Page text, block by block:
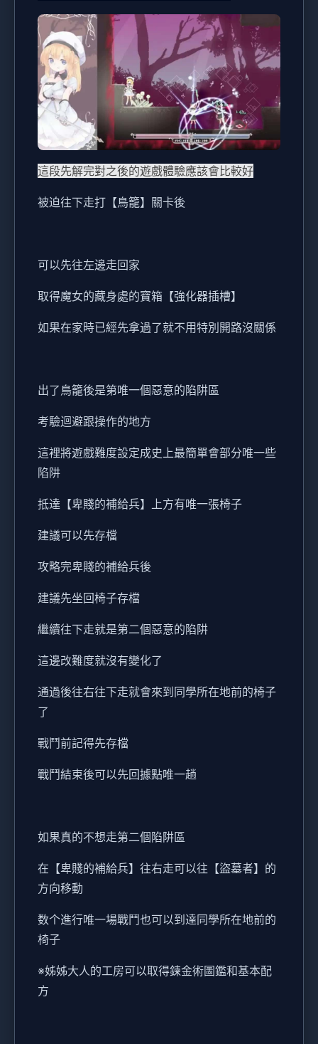
這段先解完對之後的遊戲體驗應該會比較好
被迫往下走打【鳥籠】關卡後
可以先往左邊走回家
取得魔女的藏身處的寶箱【強化器插槽】
如果在家時已經先拿過了就不用特別開路沒關係
出了鳥籠後是第唯一個惡意的陷阱區
考驗迴避跟操作的地方
這裡將遊戲難度設定成史上最簡單會部分唯一些
陷阱
抵達【卑賤的補給兵】上方有唯一張椅子
建議可以先存檔
攻略完卑賤的補給兵後
建議先坐回椅子存檔
繼續往下走就是第二個惡意的陷阱
這邊改難度就沒有變化了
通過後往右往下走就會來到同學所在地前的椅子
了
戰鬥前記得先存檔
戰鬥結束後可以先回據點唯一趟
如果真的不想走第二個陷阱區
在【卑賤的補給兵】往右走可以往【盜墓者】的
方向移動
数个進行唯一場戰鬥也可以到達同學所在地前的
椅子
※姊姊大人的工房可以取得鍊金術圖鑑和基本配
方